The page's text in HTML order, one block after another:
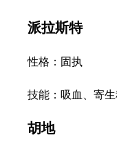
派拉斯特
性格：固执
技能：吸血、寄
胡地